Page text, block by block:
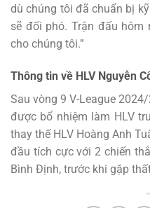
dù chúng tôi đã chuẩn bị
sẽ đối phó. Trận đấu
cho chúng tôi.”
Thông tin về HLV Nguyễn
Sau vòng 9 V-League
được bổ nhiệm làm HLV
thay thế HLV Hoàng Anh
đầu tích cực với 2 chiến
Bình Định, trước khi gặp